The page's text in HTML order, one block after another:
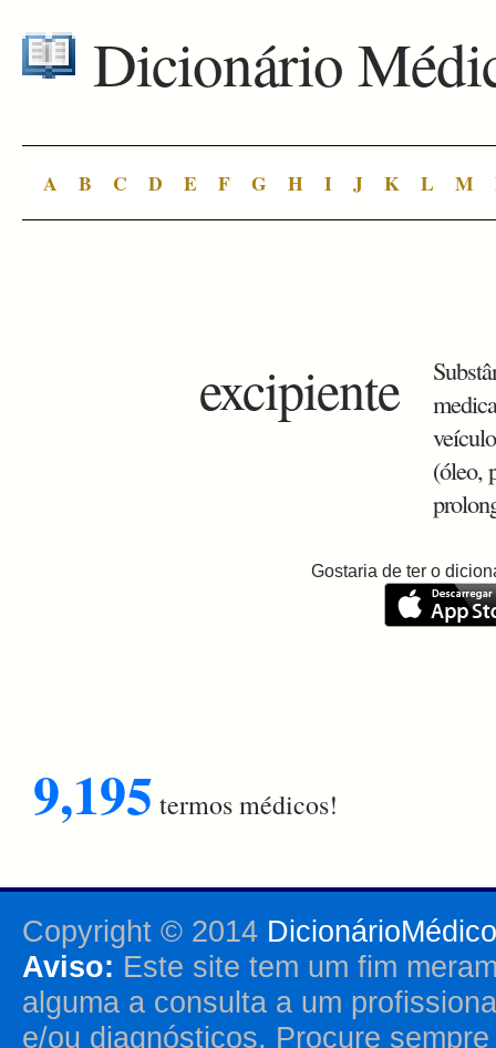
Dicionário
A B C D E F G H I J K L M
excipiente
(óleo,
Gostaria de ter o
9,195 termos médicos!
Copyright © 2014
Aviso: Este site tem um fim
alguma a consulta a um
e/ou diagnósticos. Procure